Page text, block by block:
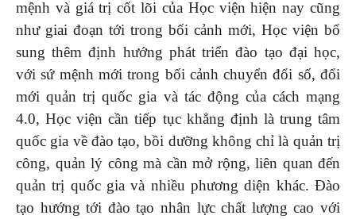
mệnh và giá trị cốt lõi của Học viện hiện nay cũng
như giai đoạn tới trong bối cảnh mới, Học viện bổ
sung thêm định hướng phát triển đào tạo đại học,
với sứ mệnh mới trong bối cảnh chuyển đổi số, đổi
mới quản trị quốc gia và tác động của cách mạng
4.0, Học viện cần tiếp tục khẳng định là trung tâm
quốc gia về đào tạo, bồi dưỡng không chỉ là quản trị
công, quản lý công mà cần mở rộng, liên quan đến
quản trị quốc gia và nhiều phương diện khác. Đào
tạo hướng tới đào tạo nhân lực chất lượng cao với